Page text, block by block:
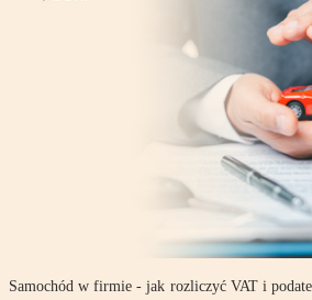
Samochód w firmie - jak rozliczyć VAT i